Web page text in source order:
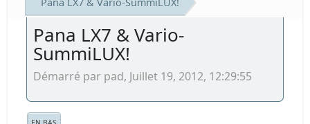
Pana LX7 & Vario-
SummiLUX!
Démarré par pad, Juillet 19, 2012, 12:29:55